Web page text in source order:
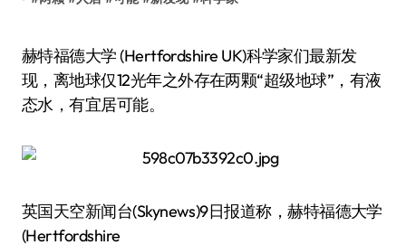
赫特福德大学 (Hertfordshire UK)科学家们最新发
现，离地球仅12光年之外存在两颗“超级地球”，有液
态水，有宜居可能。
英国天空新闻台(Skynews)9日报道称，赫特福德大学
(Hertfordshire